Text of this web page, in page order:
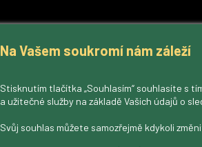
Na Vašem soukromí nám záleží
Stisknutím tlačítka „Souhlasím“ souhlasíte s
a užitečné služby na základě Vašich údajů o
Svůj souhlas můžete samozřejmě kdykoli